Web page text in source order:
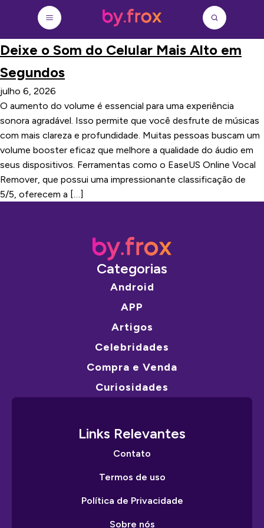
Deixe o Som do Celular Mais Alto em
Segundos
julho 6, 2026
O aumento do volume é essencial para uma experiência
sonora agradável. Isso permite que você desfrute de músicas
com mais clareza e profundidade. Muitas pessoas buscam um
volume booster eficaz que melhore a qualidade do áudio em
seus dispositivos. Ferramentas como o EaseUS Online Vocal
Remover, que possui uma impressionante classificação de
5/5, oferecem a […]
Categorias
Android
APP
Artigos
Celebridades
Compra e Venda
Curiosidades
Links Relevantes
Contato
Termos de uso
Política de Privacidade
Sobre nós